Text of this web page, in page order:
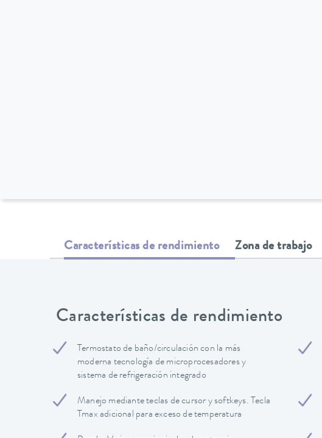
Características de rendimiento Zona de trabajo
Características de rendimiento
Termostato de baño/circulación con la más
moderna tecnología de microprocesadores y
sistema de refrigeración integrado
Manejo mediante teclas de cursor y softkeys. Tecla
Tmax adicional para exceso de temperatura